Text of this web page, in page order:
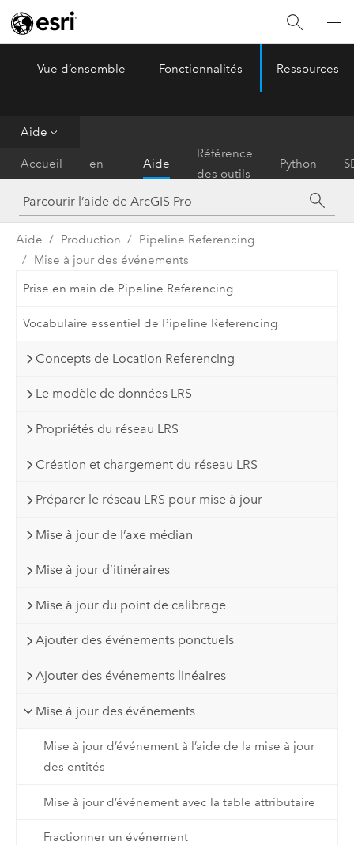
ArcGIS Pro
Vue d’ensemble Fonctionnalités Ressources
Aide
Accueil
en
main
Aide
Référence
des outils
Python
Aide Production
Pipeline Referencing
Mise à jour des événements
Prise en main de Pipeline Referencing
Vocabulaire essentiel de Pipeline Referencing
Concepts de Location Referencing
Le modèle de données LRS
Propriétés du réseau LRS
Création et chargement du réseau LRS
Préparer le réseau LRS pour mise à jour
Mise à jour de l’axe médian
Mise à jour d’itinéraires
Mise à jour du point de calibrage
Ajouter des événements ponctuels
Ajouter des événements linéaires
Mise à jour des événements
Mise à jour d’événement à l’aide de la mise à jour
des entités
Mise à jour d’événement avec la table attributaire
Fractionner un événement